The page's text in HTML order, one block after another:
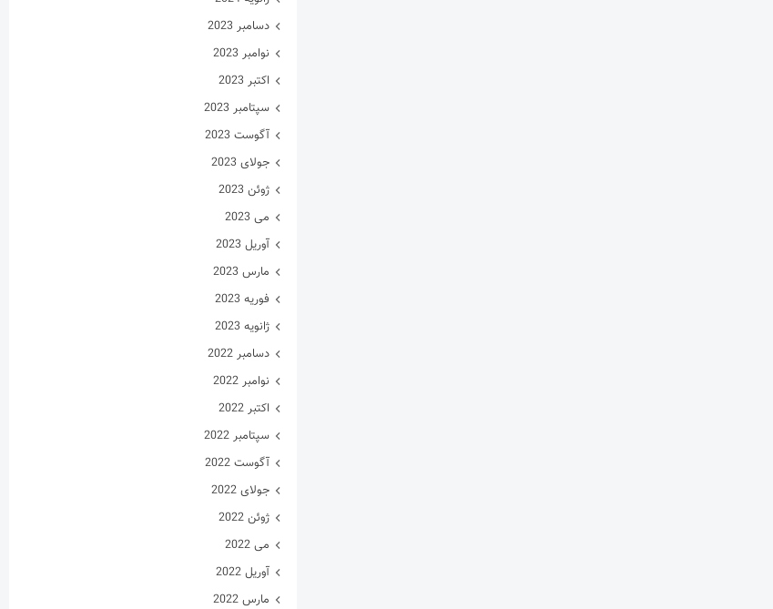
دسامبر 2023
نوامبر 2023
اکتبر 2023
سپتامبر 2023
آگوست 2023
جولای 2023
ژوئن 2023
می 2023
آوریل 2023
مارس 2023
فوریه 2023
ژانویه 2023
دسامبر 2022
نوامبر 2022
اکتبر 2022
سپتامبر 2022
آگوست 2022
جولای 2022
ژوئن 2022
می 2022
آوریل 2022
مارس 2022